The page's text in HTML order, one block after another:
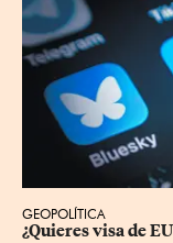
GEOPOLÍTICA
¿Quieres visa de